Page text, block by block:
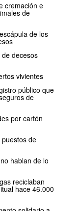
cremación e
de
de los
decesos
vivientes
público que
de
por cartón
de
hablan de lo
reciclaban
hace 46.000